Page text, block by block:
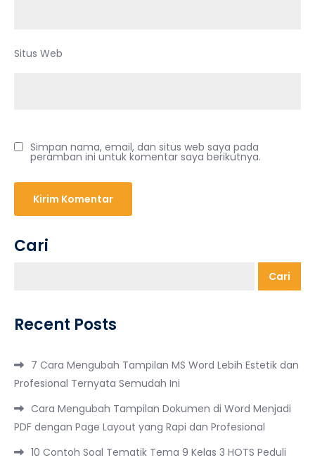
Situs Web
Simpan nama, email, dan situs web saya pada
peramban ini untuk komentar saya berikutnya.
Cari
Cari
Recent Posts
7 Cara Mengubah Tampilan MS Word Lebih Estetik dan
Profesional Ternyata Semudah Ini
Cara Mengubah Tampilan Dokumen di Word Menjadi
PDF dengan Page Layout yang Rapi dan Profesional
10 Contoh Soal Tematik Tema 9 Kelas 3 HOTS Peduli